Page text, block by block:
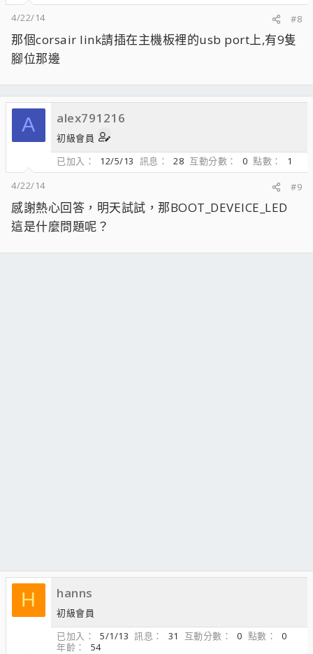
4/22/14
#8
那個corsair link請插在主機板裡的usb port上,有9隻
腳位那邊
A alex791216
初級會員
已加入
12/5/13 訊息 28 互動分數 0 點數
1
4/22/14
#9
感謝熱心回答，明天試試，那BOOT_DEVEICE_LED
這是什麼問題呢？
H hanns
初級會員
已加入
5/1/13 訊息 31 互動分數 0 點數
0
年齡
54